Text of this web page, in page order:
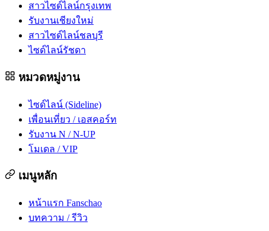
สาวไซด์ไลน์กรุงเทพ
รับงานเชียงใหม่
สาวไซด์ไลน์ชลบุรี
ไซด์ไลน์รัชดา
หมวดหมู่งาน
ไซด์ไลน์ (Sideline)
เพื่อนเที่ยว / เอสคอร์ท
รับงาน N / N-UP
โมเดล / VIP
เมนูหลัก
หน้าแรก Fanschao
บทความ / รีวิว